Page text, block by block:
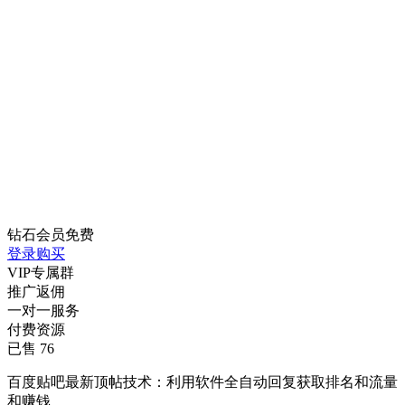
钻石会员免费
登录购买
VIP专属群
推广返佣
一对一服务
付费资源
已售 76
百度贴吧最新顶帖技术：利用软件全自动回复获取排名和流量
和赚钱